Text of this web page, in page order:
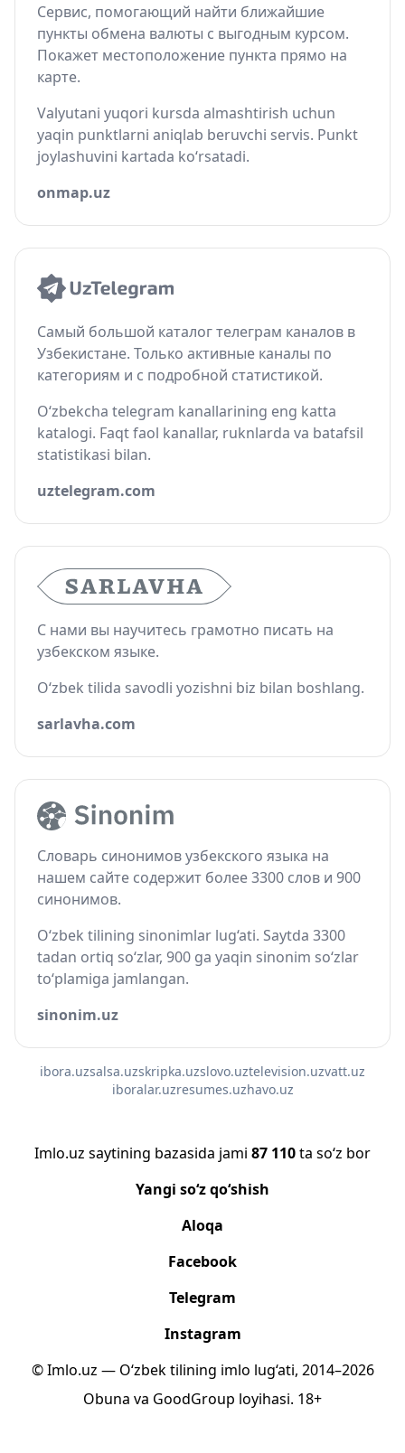
Сервис, помогающий найти ближайшие
пункты обмена валюты с выгодным курсом.
Покажет местоположение пункта прямо на
карте.
Valyutani yuqori kursda almashtirish uchun
yaqin punktlarni aniqlab beruvchi servis. Punkt
joylashuvini kartada ko‘rsatadi.
onmap.uz
Самый большой каталог телеграм каналов в
Узбекистане. Только активные каналы по
категориям и с подробной статистикой.
O‘zbekcha telegram kanallarining eng katta
katalogi. Faqt faol kanallar, ruknlarda va batafsil
statistikasi bilan.
uztelegram.com
С нами вы научитесь грамотно писать на
узбекском языке.
O‘zbek tilida savodli yozishni biz bilan boshlang.
sarlavha.com
Словарь синонимов узбекского языка на
нашем сайте содержит более 3300 слов и 900
синонимов.
O‘zbek tilining sinonimlar lug‘ati. Saytda 3300
tadan ortiq so‘zlar, 900 ga yaqin sinonim so‘zlar
to‘plamiga jamlangan.
sinonim.uz
ibora.uzsalsa.uzskripka.uzslovo.uztelevision.uzvatt.uz
iboralar.uzresumes.uzhavo.uz
Imlo.uz saytining bazasida jami 87 110ta so‘z bor
Yangi so‘z qo‘shish
Aloqa
Facebook
Telegram
Instagram
© Imlo.uz — O‘zbek tilining imlo lug‘ati, 2014–2026
Obuna va GoodGroup loyihasi. 18+